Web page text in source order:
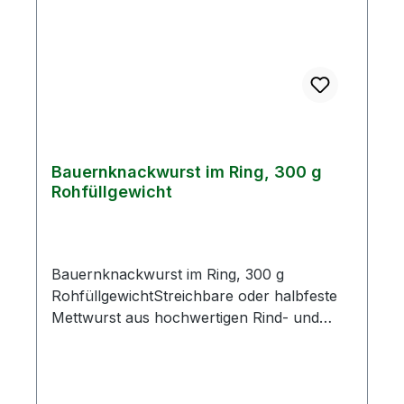
Bauernknackwurst im Ring, 300 g
Rohfüllgewicht
Bauernknackwurst im Ring, 300 g
RohfüllgewichtStreichbare oder halbfeste
Mettwurst aus hochwertigen Rind- und